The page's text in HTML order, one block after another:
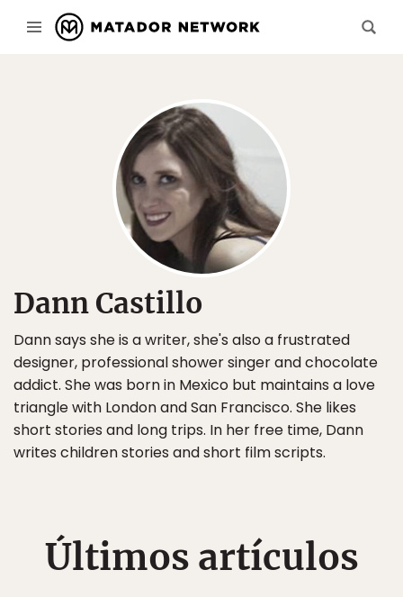
Dann Castillo
Dann says she is a writer, she's also a frustrated
designer, professional shower singer and chocolate
addict. She was born in Mexico but maintains a love
triangle with London and San Francisco. She likes
short stories and long trips. In her free time, Dann
writes children stories and short film scripts.
Últimos artículos